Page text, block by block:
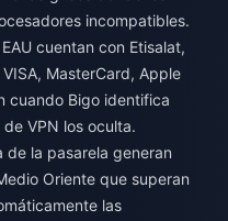
incompatibles.
cuentan con Etisalat,
MasterCard, Apple
cuando Bigo identifica
VPN los oculta.
de la pasarela generan
Oriente que superan
las